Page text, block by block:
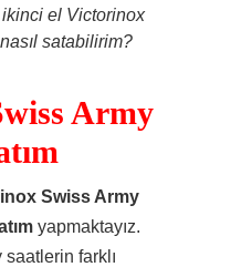
el Victorinox
satabilirim?
Army
Swiss Army
yapmaktayız.
farklı